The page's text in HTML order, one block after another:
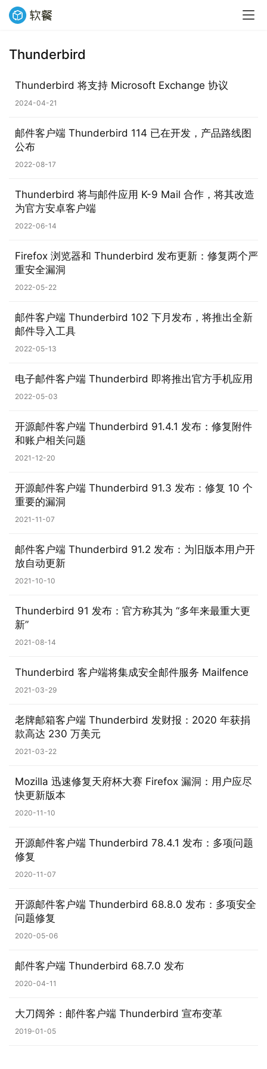
业
界
n
1
W
1
0
C
软
件
安
卓
苹
果
于
Thunderbird
Thunderbird 将支持 Microsoft Exchange 协议
2024-04-21
邮件客户端 Thunderbird 114 已在开发，产品路线图
公布
2022-08-17
Thunderbird 将与邮件应用 K-9 Mail 合作，将其改造
为官方安卓客户端
2022-06-14
Firefox 浏览器和 Thunderbird 发布更新：修复两个严
重安全漏洞
2022-05-22
邮件客户端 Thunderbird 102 下月发布，将推出全新
邮件导入工具
2022-05-13
电子邮件客户端 Thunderbird 即将推出官方手机应用
2022-05-03
开源邮件客户端 Thunderbird 91.4.1 发布：修复附件
和账户相关问题
2021-12-20
开源邮件客户端 Thunderbird 91.3 发布：修复 10 个
重要的漏洞
2021-11-07
邮件客户端 Thunderbird 91.2 发布：为旧版本用户开
放自动更新
2021-10-10
Thunderbird 91 发布：官方称其为 “多年来最重大更
新”
2021-08-14
Thunderbird 客户端将集成安全邮件服务 Mailfence
2021-03-29
老牌邮箱客户端 Thunderbird 发财报：2020 年获捐
款高达 230 万美元
2021-03-22
Mozilla 迅速修复天府杯大赛 Firefox 漏洞：用户应尽
快更新版本
2020-11-10
开源邮件客户端 Thunderbird 78.4.1 发布：多项问题
修复
2020-11-07
开源邮件客户端 Thunderbird 68.8.0 发布：多项安全
问题修复
2020-05-06
邮件客户端 Thunderbird 68.7.0 发布
2020-04-11
大刀阔斧：邮件客户端 Thunderbird 宣布变革
2019-01-05